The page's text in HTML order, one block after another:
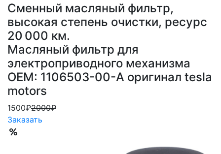
Сменный масляный фильтр,
высокая степень очистки, ресурс
20 000 км.
Масляный фильтр для
электроприводного механизма
OEM: 1106503-00-A оригинал tesla
motors
1500₽2000₽
Заказать